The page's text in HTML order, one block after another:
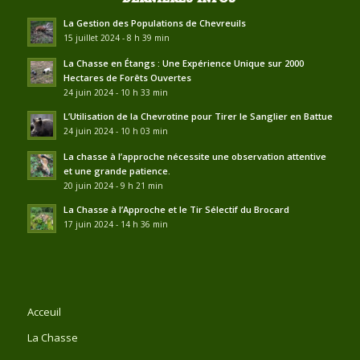
La Gestion des Populations de Chevreuils
15 juillet 2024 - 8 h 39 min
La Chasse en Étangs : Une Expérience Unique sur 2000
Hectares de Forêts Ouvertes
24 juin 2024 - 10 h 33 min
L’Utilisation de la Chevrotine pour Tirer le Sanglier en Battue
24 juin 2024 - 10 h 03 min
La chasse à l’approche nécessite une observation attentive
et une grande patience.
20 juin 2024 - 9 h 21 min
La Chasse à l’Approche et le Tir Sélectif du Brocard
17 juin 2024 - 14 h 36 min
Acceuil
La Chasse